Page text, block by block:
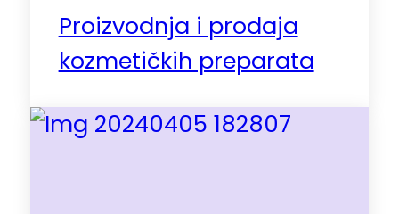
Proizvodnja i prodaja
kozmetičkih preparata